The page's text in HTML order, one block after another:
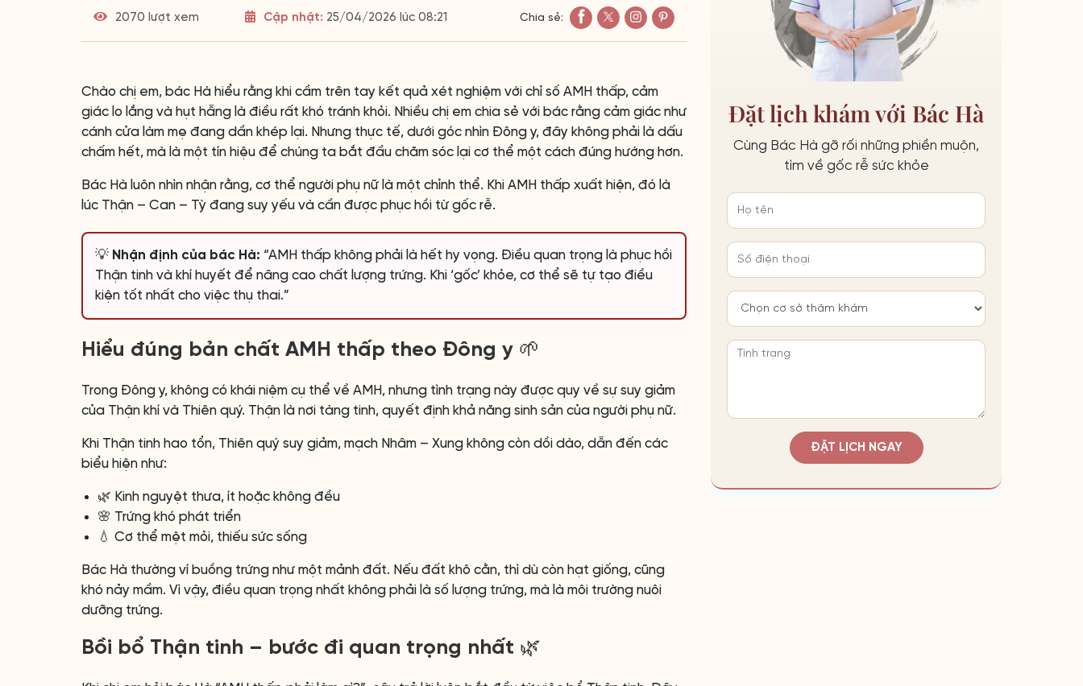
2070 lượt xem Cập nhật: 25/04/2026 lúc 08:21 Chia sẻ:
Chào chị em, bác Hà hiểu rằng khi cầm trên tay kết quả xét nghiệm với chỉ số AMH thấp, cảm
giác lo lắng và hụt hẫng là điều rất khó tránh khỏi. Nhiều chị em chia sẻ với bác rằng cảm giác như
cánh cửa làm mẹ đang dần khép lại. Nhưng thực tế, dưới góc nhìn Đông y, đây không phải là dấu
chấm hết, mà là một tín hiệu để chúng ta bắt đầu chăm sóc lại cơ thể một cách đúng hướng hơn.
Bác Hà luôn nhìn nhận rằng, cơ thể người phụ nữ là một chỉnh thể. Khi AMH thấp xuất hiện, đó là
lúc Thận – Can – Tỳ đang suy yếu và cần được phục hồi từ gốc rễ.
💡 Nhận định của bác Hà: “AMH thấp không phải là hết hy vọng. Điều quan trọng là phục hồi
Thận tinh và khí huyết để nâng cao chất lượng trứng. Khi ‘gốc’ khỏe, cơ thể sẽ tự tạo điều
kiện tốt nhất cho việc thụ thai.”
Hiểu đúng bản chất AMH thấp theo Đông y 🌱
Trong Đông y, không có khái niệm cụ thể về AMH, nhưng tình trạng này được quy về sự suy giảm
của Thận khí và Thiên quý. Thận là nơi tàng tinh, quyết định khả năng sinh sản của người phụ nữ.
Khi Thận tinh hao tổn, Thiên quý suy giảm, mạch Nhâm – Xung không còn dồi dào, dẫn đến các
biểu hiện như:
🌿 Kinh nguyệt thưa, ít hoặc không đều
🌸 Trứng khó phát triển
💧 Cơ thể mệt mỏi, thiếu sức sống
Bác Hà thường ví buồng trứng như một mảnh đất. Nếu đất khô cằn, thì dù còn hạt giống, cũng
khó nảy mầm. Vì vậy, điều quan trọng nhất không phải là số lượng trứng, mà là môi trường nuôi
dưỡng trứng.
Bồi bổ Thận tinh – bước đi quan trọng nhất 🌿
Đặt lịch khám với Bác Hà
Cùng Bác Hà gỡ rối những phiền muộn,
tìm về gốc rễ sức khỏe
ĐẶT LỊCH NGAY